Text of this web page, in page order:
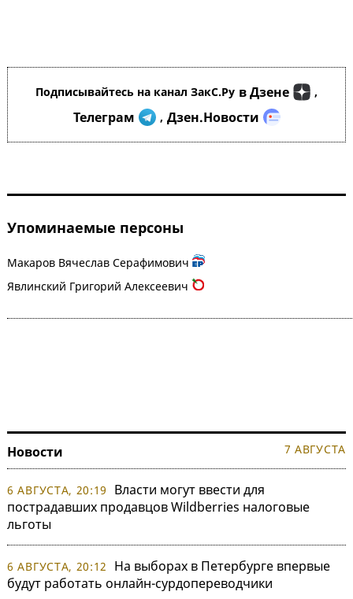
Подписывайтесь на канал ЗакС.Ру в Дзене ,
Телеграм , Дзен.Новости
Упоминаемые персоны
Макаров Вячеслав Серафимович
Явлинский Григорий Алексеевич
Новости 7 АВГУСТА
6 АВГУСТА, 20:19
Власти могут ввести для
пострадавших продавцов Wildberries налоговые
льготы
6 АВГУСТА, 20:12
На выборах в Петербурге впервые
будут работать онлайн-сурдопереводчики